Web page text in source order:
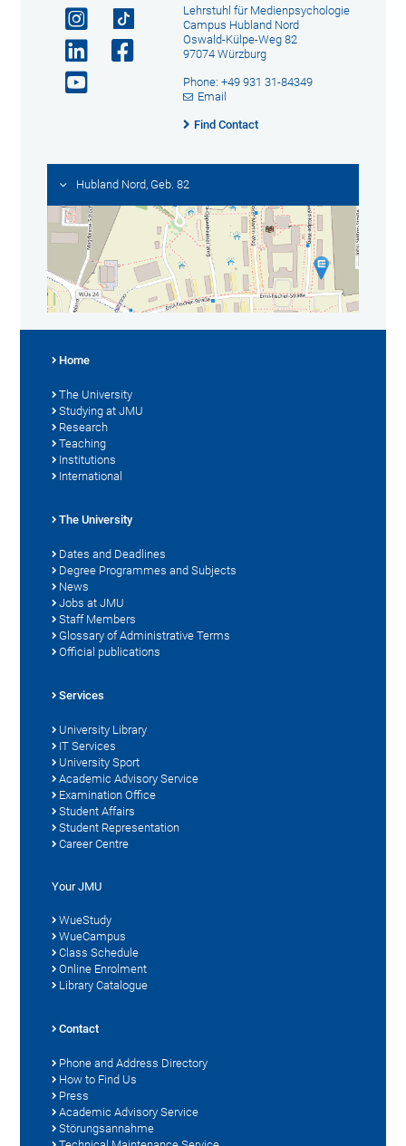
Lehrstuhl für Medienpsychologie
Campus Hubland Nord
Oswald-Külpe-Weg 82
97074 Würzburg
Phone: +49 931 31-84349
Email
Find Contact
Hubland Nord, Geb. 82
Home
The University
Studying at JMU
Research
Teaching
Institutions
International
The University
Dates and Deadlines
Degree Programmes and Subjects
News
Jobs at JMU
Staff Members
Glossary of Administrative Terms
Official publications
Services
University Library
IT Services
University Sport
Academic Advisory Service
Examination Office
Student Affairs
Student Representation
Career Centre
Your JMU
WueStudy
WueCampus
Class Schedule
Online Enrolment
Library Catalogue
Contact
Phone and Address Directory
How to Find Us
Press
Academic Advisory Service
Störungsannahme